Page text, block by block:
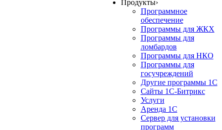
Продукты›
Программное
обеспечение
Программы для ЖКХ
Программы для
ломбардов
Программы для НКО
Программы для
госучреждений
Другие программы 1С
Сайты 1С-Битрикс
Услуги
Аренда 1С
Сервер для установки
программ